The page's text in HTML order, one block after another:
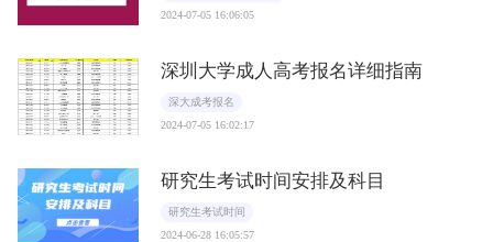
2024-07-05 16:06:05
深圳大学成人高考报名详细指南
深大成考报名
2024-07-05 16:02:17
研究生考试时间安排及科目
研究生考试时间
2024-06-28 16:05:57